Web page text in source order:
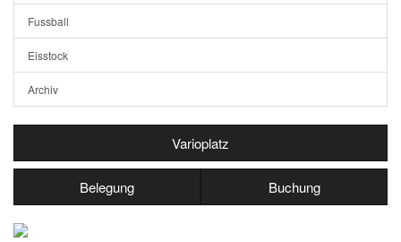
Fussball
Eisstock
Archiv
Varioplatz
Belegung Buchung